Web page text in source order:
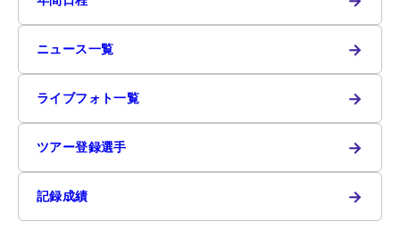
ニュース一覧 →
ライブフォト一覧 →
ツアー登録選手 →
記録成績 →